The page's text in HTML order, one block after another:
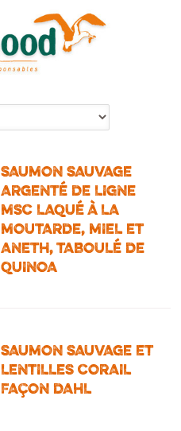
SAUMON SAUVAGE
ARGENTÉ DE LIGNE
MSC LAQUÉ À LA
MOUTARDE, MIEL ET
ANETH, TABOULÉ DE
QUINOA
SAUMON SAUVAGE ET
LENTILLES CORAIL
FAÇON DAHL